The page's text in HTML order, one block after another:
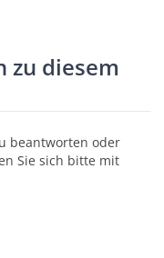
zu diesem
beantworten oder
Sie sich bitte mit